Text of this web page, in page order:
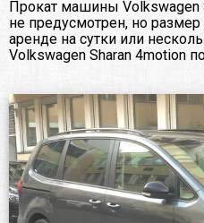
Прокат машины Volkswagen
не предусмотрен, но
аренде на сутки или
Volkswagen Sharan 4motion